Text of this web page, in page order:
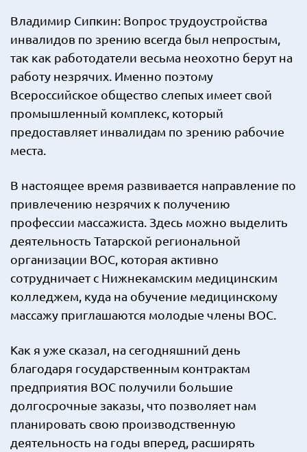
Владимир Сипкин: Вопрос трудоустройства
инвалидов по зрению всегда был непростым,
так как работодатели весьма неохотно берут на
работу незрячих. Именно поэтому
Всероссийское общество слепых имеет свой
промышленный комплекс, который
предоставляет инвалидам по зрению рабочие
места.
В настоящее время развивается направление по
привлечению незрячих к получению
профессии массажиста. Здесь можно выделить
деятельность Татарской региональной
организации ВОС, которая активно
сотрудничает с Нижнекамским медицинским
колледжем, куда на обучение медицинскому
массажу приглашаются молодые члены ВОС.
Как я уже сказал, на сегодняшний день
благодаря государственным контрактам
предприятия ВОС получили большие
долгосрочные заказы, что позволяет нам
планировать свою производственную
деятельность на годы вперед, расширять